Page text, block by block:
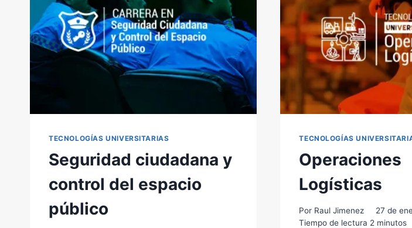
TECNOLOGÍAS UNIVERSITARIAS
Seguridad ciudadana y
control del espacio
público
TECNOLOGÍAS
Operaciones
Logísticas
Por Raul Jimenez
27 de
Tiempo de lectura 2 minutos